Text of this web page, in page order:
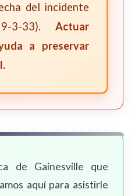
del incidente
3-33). Actuar
a preservar
de Gainesville que
aquí para asistirle